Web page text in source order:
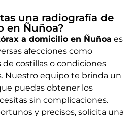
una radiografía de
en Ñuñoa?
a domicilio en Ñuñoa es
afecciones como
de costillas o condiciones
Nuestro equipo te brinda un
puedas obtener los
sin complicaciones.
y precisos, solicita una